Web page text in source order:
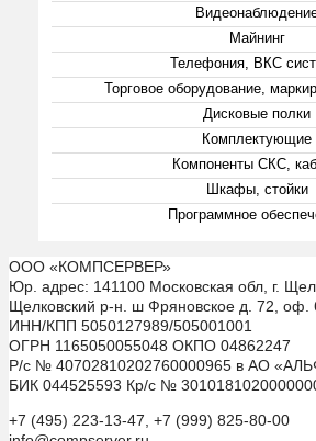
Майнинг
Телефония, ВКС
Торговое оборудование,
Дисковые полки
Комплектующие
Компоненты СКС,
Шкафы, стойки
Программное
ООО «КОМПСЕРВЕР»
Юр. адрес: 141100 Московская обл, г.
Щелковский р-н. ш Фряновское д. 72, оф.
ИНН/КПП 5050127989/505001001
ОГРН 1165050055048 ОКПО 04862247
Р/с № 40702810202760000965 в АО
БИК 044525593 Кр/с №
+7 (495) 223-13-47, +7 (999) 825-80-00